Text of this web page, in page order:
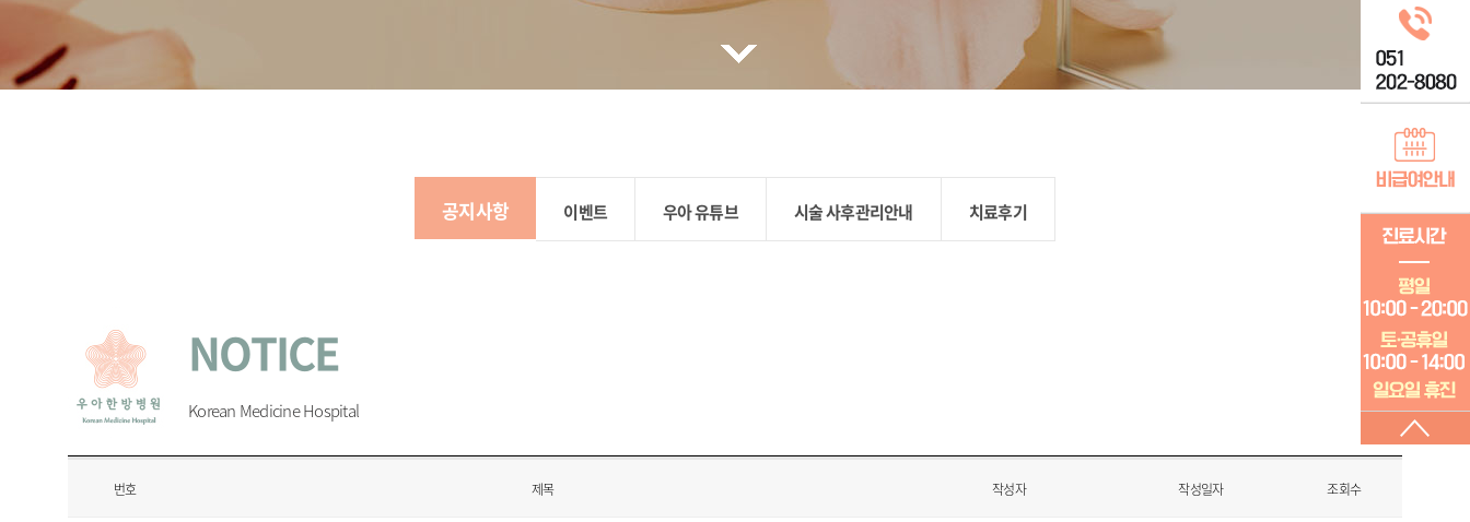
공지사항 이벤트 우아 유튜브 시술 사후관리안내 치료후기
NOTICE
Korean Medicine Hospital
번호 제목 작성자 작성일자 조회수